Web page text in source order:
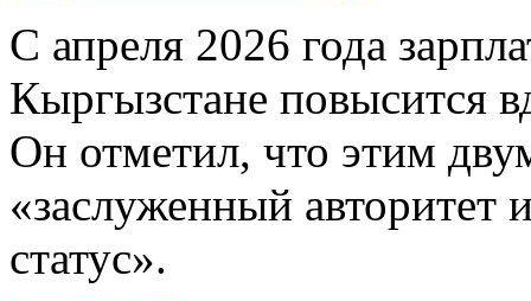
С апреля 2026 года
Кыргызстане повысится
Он отметил, что этим
«заслуженный
статус».